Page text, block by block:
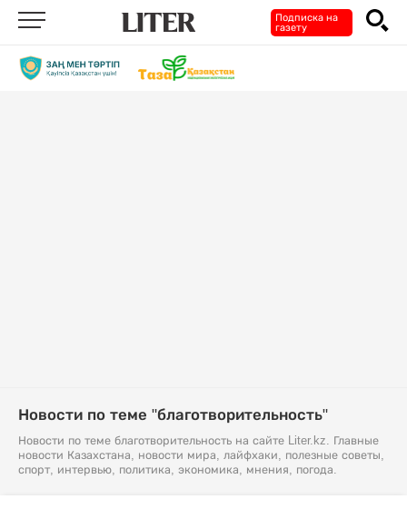
Подписка на
газету
Новости по теме "благотворительность"
Новости по теме благотворительность на сайте Liter.kz. Главные
новости Казахстана, новости мира, лайфхаки, полезные советы,
спорт, интервью, политика, экономика, мнения, погода.